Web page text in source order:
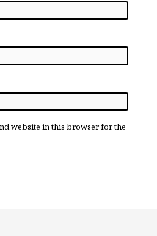
website in this browser for the